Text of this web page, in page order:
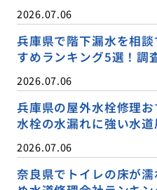
2026.07.06
兵庫県で階下漏水を相
すめランキング5選！調
2026.07.06
兵庫県の屋外水栓修理
水栓の水漏れに強い水
2026.07.06
奈良県でトイレの床が